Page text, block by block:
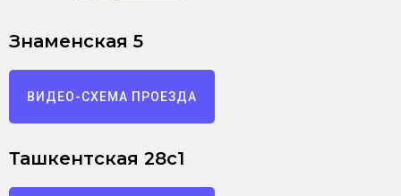
Знаменская 5
ВИДЕО-СХЕМА ПРОЕЗДА
Ташкентская 28с1